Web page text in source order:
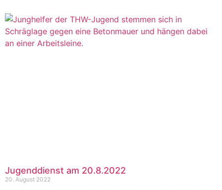
Jugenddienst am 20.8.2022
20. August 2022